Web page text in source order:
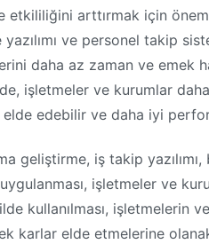
etkililiğini arttırmak için
yazılımı ve personel takip
daha az zaman ve
işletmeler ve kurumlar
edebilir ve daha iyi
geliştirme, iş takip
işletmeler ve
kullanılması, işletmelerin
karlar elde etmelerine